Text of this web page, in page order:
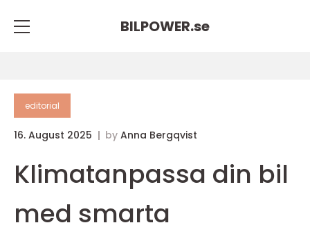
BILPOWER.se
editorial
16. August 2025 by Anna Bergqvist
Klimatanpassa din bil
med smarta